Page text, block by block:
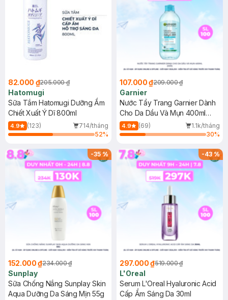
82.000 ₫205.000 ₫
Hatomugi
Sữa Tắm Hatomugi Dưỡng Ẩm
Chiết Xuất Ý Dĩ 800ml
4.9 (123)
714/tháng
52%
107.000 ₫209.000 ₫
Garnier
Nước Tẩy Trang Garnier Dành
Cho Da Dầu Và Mụn 400ml
(Mới)
4.9 (69)
1.1k/tháng
30%
-35%
152.000 ₫234.000 ₫
Sunplay
Sữa Chống Nắng Sunplay Skin
Aqua Dưỡng Da Sáng Mịn 55g
-43%
297.000 ₫519.000 ₫
L'Oreal
Serum L'Oreal Hyaluronic Acid
Cấp Ẩm Sáng Da 30ml